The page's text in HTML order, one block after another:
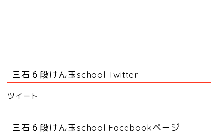
三石６段けん玉school Twitter
ツイート
三石６段けん玉school Facebookページ